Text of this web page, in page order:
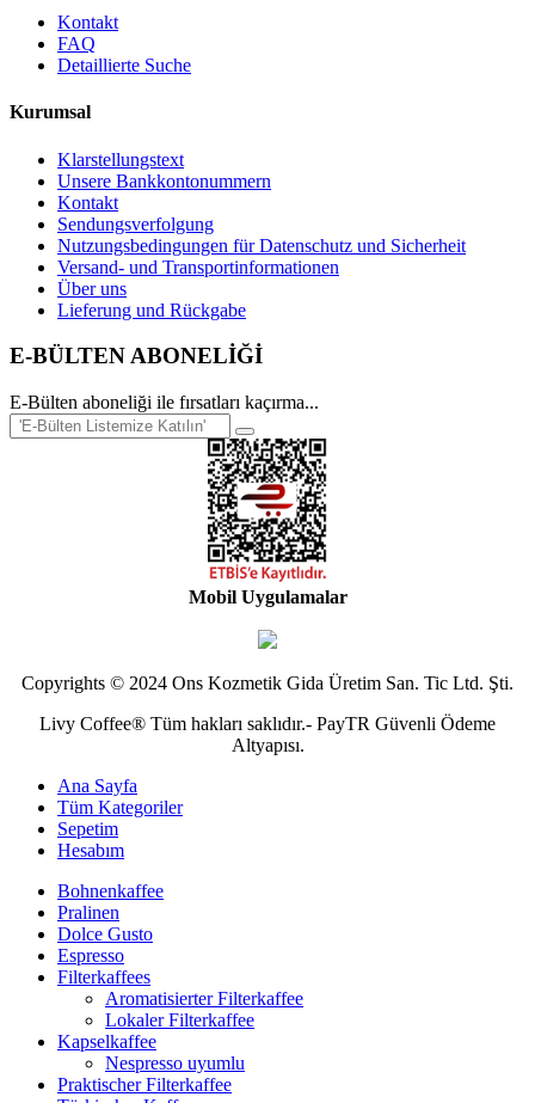
Kontakt
FAQ
Detaillierte Suche
Kurumsal
Klarstellungstext
Unsere Bankkontonummern
Kontakt
Sendungsverfolgung
Nutzungsbedingungen für Datenschutz und Sicherheit
Versand- und Transportinformationen
Über uns
Lieferung und Rückgabe
E-BÜLTEN ABONELİĞİ
E-Bülten aboneliği ile fırsatları kaçırma...
Mobil Uygulamalar
Copyrights © 2024 Ons Kozmetik Gida Üretim San. Tic Ltd. Şti.
Livy Coffee® Tüm hakları saklıdır.- PayTR Güvenli Ödeme
Altyapısı.
Ana Sayfa
Tüm Kategoriler
Sepetim
Hesabım
Bohnenkaffee
Pralinen
Dolce Gusto
Espresso
Filterkaffees
Aromatisierter Filterkaffee
Lokaler Filterkaffee
Kapselkaffee
Nespresso uyumlu
Praktischer Filterkaffee